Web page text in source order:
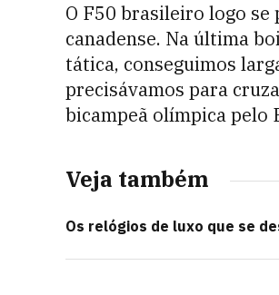
O F50 brasileiro logo se
canadense. Na última
tática, conseguimos
precisávamos para
bicampeã olímpica pelo
Veja também
Os relógios de luxo que se